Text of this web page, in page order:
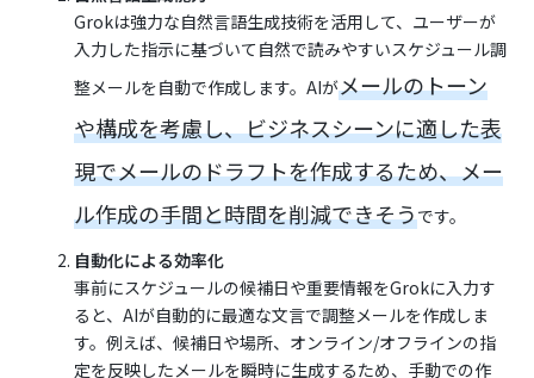
Grokは強力な自然言語生成技術を活用して、ユーザーが
入力した指示に基づいて自然で読みやすいスケジュール調
整メールを自動で作成します。AIがメールのトーン
や構成を考慮し、ビジネスシーンに適した表
現でメールのドラフトを作成するため、メー
ル作成の手間と時間を削減できそうです。
自動化による効率化
事前にスケジュールの候補日や重要情報をGrokに入力す
ると、AIが自動的に最適な文言で調整メールを作成しま
す。例えば、候補日や場所、オンライン/オフラインの指
定を反映したメールを瞬時に生成するため、手動での作